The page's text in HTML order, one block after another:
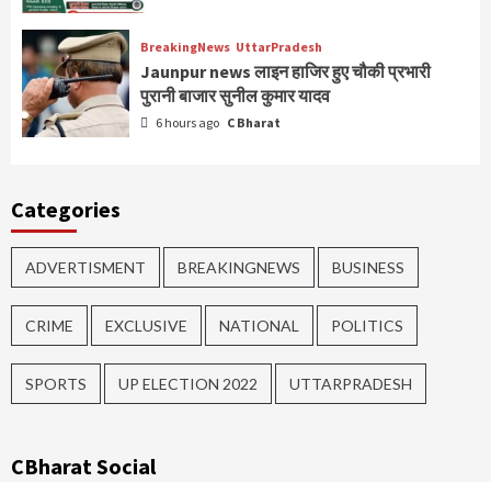
BreakingNews UttarPradesh
Jaunpur news लाइन हाजिर हुए चौकी प्रभारी
पुरानी बाजार सुनील कुमार यादव
6 hours ago C Bharat
Categories
ADVERTISMENT BREAKINGNEWS BUSINESS
CRIME EXCLUSIVE NATIONAL POLITICS
SPORTS UP ELECTION 2022 UTTARPRADESH
CBharat Social